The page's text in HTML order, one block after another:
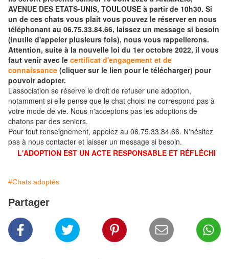
AVENUE DES ETATS-UNIS, TOULOUSE à partir de 10h30. Si
un de ces chats vous plait vous pouvez le réserver en nous
téléphonant au 06.75.33.84.66, laissez un message si besoin
(inutile d'appeler plusieurs fois), nous vous rappellerons.
Attention, suite à la nouvelle loi du 1er octobre 2022, il vous
faut venir avec le certificat d'engagement et de
connaissance (cliquer sur le lien pour le télécharger) pour
pouvoir adopter.
L’association se réserve le droit de refuser une adoption,
notamment si elle pense que le chat choisi ne correspond pas à
votre mode de vie. Nous n'acceptons pas les adoptions de
chatons par des seniors.
Pour tout renseignement, appelez au 06.75.33.84.66. N'hésitez
pas à nous contacter et laisser un message si besoin.
L'ADOPTION EST UN ACTE RESPONSABLE ET RÉFLÉCHI
#Chats adoptés
Partager